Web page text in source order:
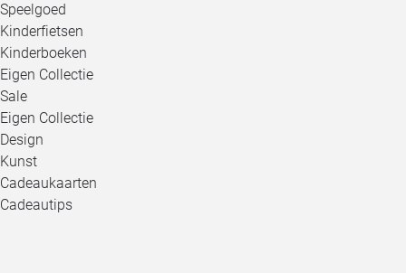
Speelgoed
Kinderfietsen
Kinderboeken
Eigen Collectie
Sale
Eigen Collectie
Design
Kunst
Cadeaukaarten
Cadeautips